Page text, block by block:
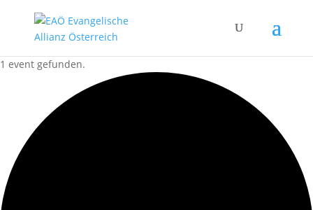
1 event gefunden.